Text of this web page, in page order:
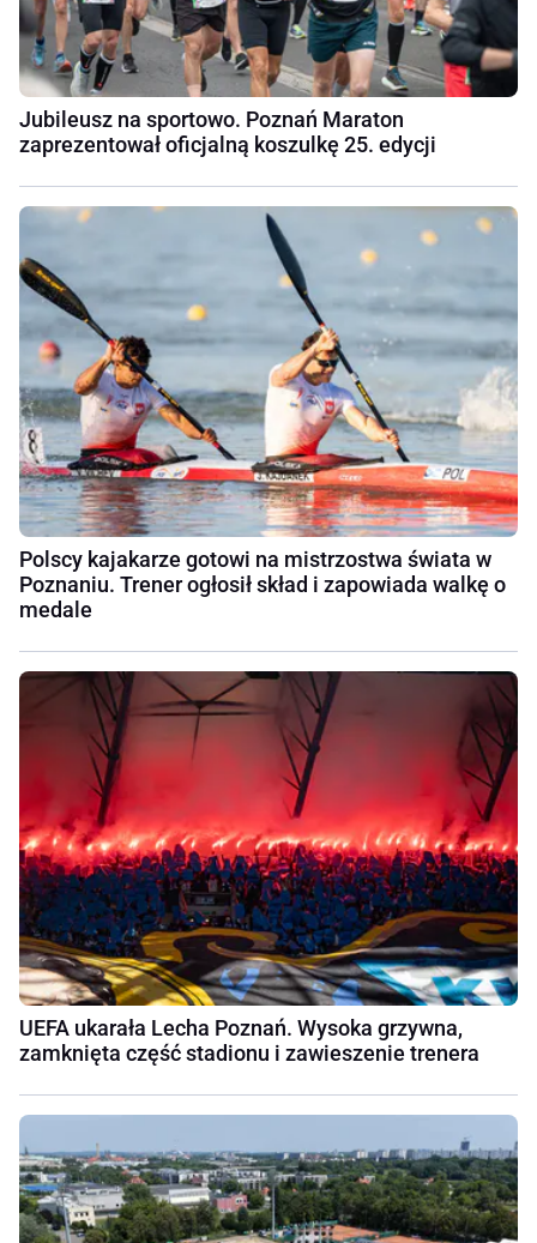
Jubileusz na sportowo. Poznań Maraton
zaprezentował oficjalną koszulkę 25. edycji
Polscy kajakarze gotowi na mistrzostwa świata w
Poznaniu. Trener ogłosił skład i zapowiada walkę o
medale
UEFA ukarała Lecha Poznań. Wysoka grzywna,
zamknięta część stadionu i zawieszenie trenera